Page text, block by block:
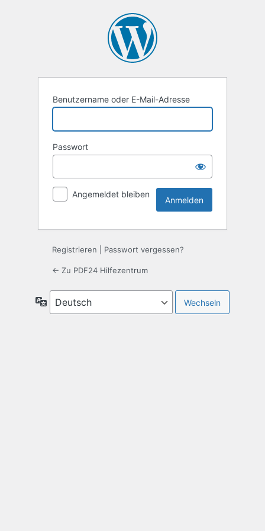
Benutzername oder E-Mail-Adresse
Passwort
Angemeldet bleiben
Registrieren Passwort vergessen?
← Zu PDF24 Hilfezentrum
Sprache